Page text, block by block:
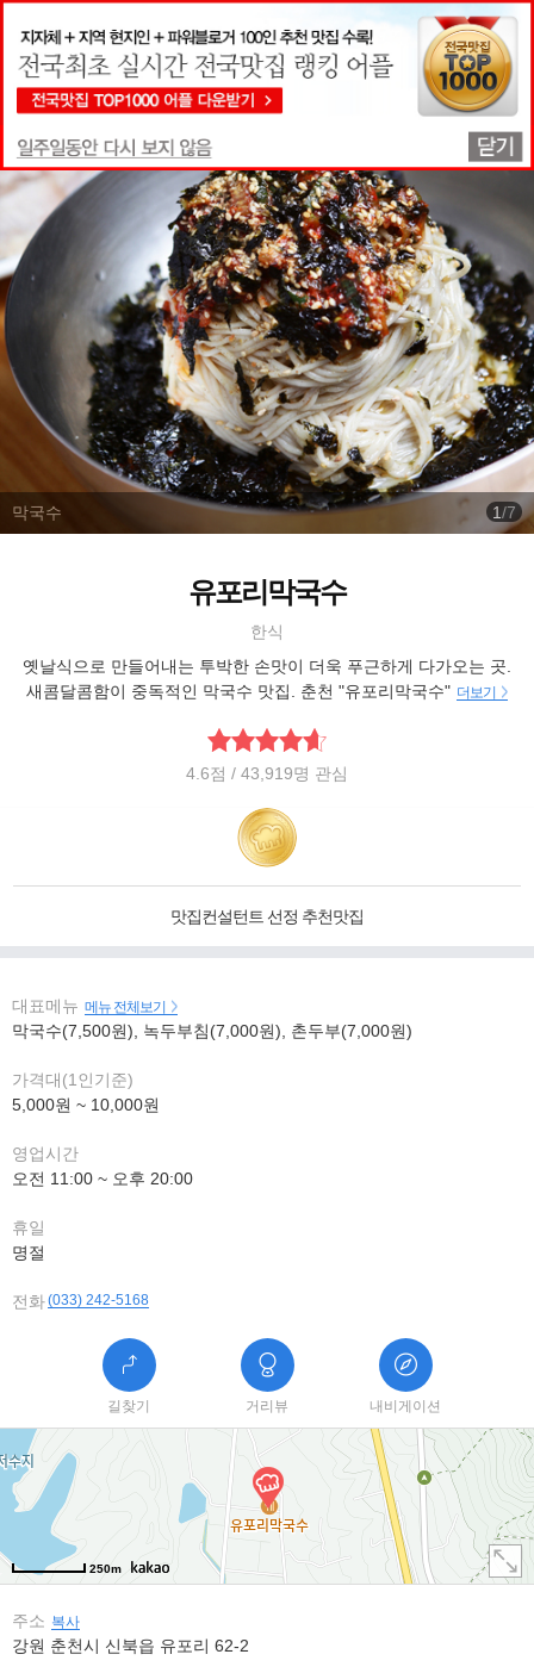
맛집상세정보
막국수 1/7
유포리막국수
한식
옛날식으로 만들어내는 투박한 손맛이 더욱 푸근하게 다가오는 곳.
새콤달콤함이 중독적인 막국수 맛집. 춘천 "유포리막국수" 더보기
4.6점 / 43,919명 관심
맛집컨설턴트 선정 추천맛집
대표메뉴 메뉴 전체보기
막국수(7,500원), 녹두부침(7,000원), 촌두부(7,000원)
가격대(1인기준)
5,000원 ~ 10,000원
영업시간
오전 11:00 ~ 오후 20:00
휴일
명절
전화(033) 242-5168
길찾기 거리뷰 내비게이션
250m
주소 복사
강원 춘천시 신북읍 유포리 62-2